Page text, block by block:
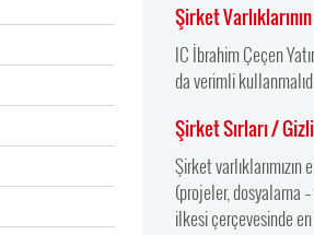
Şirket
IC İbrahim Çeçen
da verimli
Şirket Sırları /
Şirket
(projeler, dosyalama
ilkesi çerçevesinde